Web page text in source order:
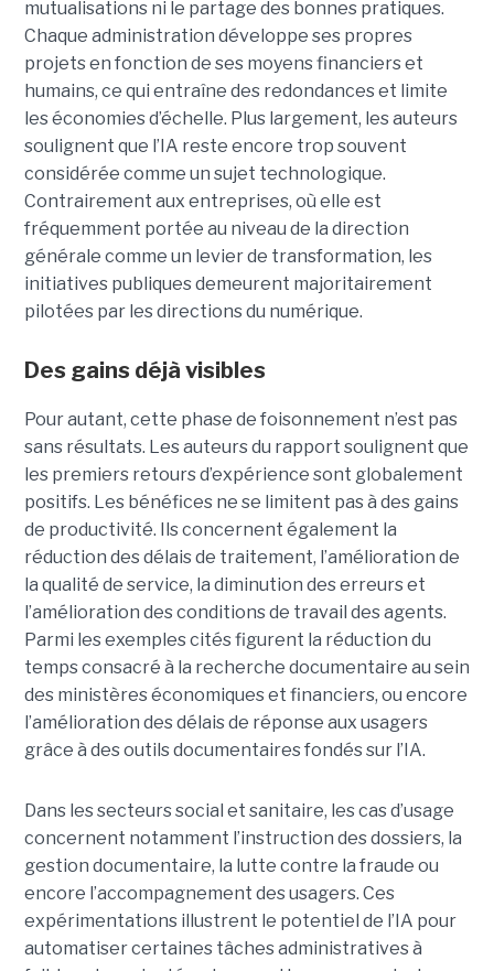
mutualisations ni le partage des bonnes pratiques.
Chaque administration développe ses propres
projets en fonction de ses moyens financiers et
humains, ce qui entraîne des redondances et limite
les économies d’échelle. Plus largement, les auteurs
soulignent que l’IA reste encore trop souvent
considérée comme un sujet technologique.
Contrairement aux entreprises, où elle est
fréquemment portée au niveau de la direction
générale comme un levier de transformation, les
initiatives publiques demeurent majoritairement
pilotées par les directions du numérique.
Des gains déjà visibles
Pour autant, cette phase de foisonnement n’est pas
sans résultats. Les auteurs du rapport soulignent que
les premiers retours d’expérience sont globalement
positifs. Les bénéfices ne se limitent pas à des gains
de productivité. Ils concernent également la
réduction des délais de traitement, l’amélioration de
la qualité de service, la diminution des erreurs et
l’amélioration des conditions de travail des agents.
Parmi les exemples cités figurent la réduction du
temps consacré à la recherche documentaire au sein
des ministères économiques et financiers, ou encore
l’amélioration des délais de réponse aux usagers
grâce à des outils documentaires fondés sur l’IA.
Dans les secteurs social et sanitaire, les cas d’usage
concernent notamment l’instruction des dossiers, la
gestion documentaire, la lutte contre la fraude ou
encore l’accompagnement des usagers. Ces
expérimentations illustrent le potentiel de l’IA pour
automatiser certaines tâches administratives à